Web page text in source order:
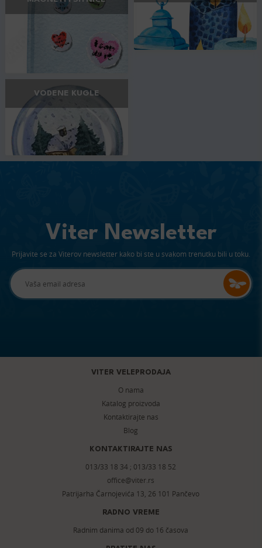
VODENE KUGLE
Viter Newsletter
Prijavite se za Viterov newsletter kako bi ste u svakom trenutku bili u toku.
VITER VELEPRODAJA
O nama
Katalog proizvoda
Kontaktirajte nas
Blog
KONTAKTIRAJTE NAS
013/33 18 34 ; 013/33 18 52
office@viter.rs
Patrijarha Čarnojevića 13, 26 101 Pančevo
RADNO VREME
Radnim danima od 09 do 16 časova